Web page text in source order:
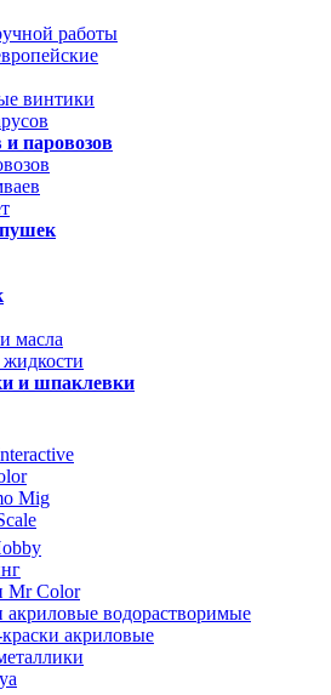
работы
винтики
паровозов
масла
и шпаклевки
Mig
Mr Color
акриловые водорастворимые
акриловые